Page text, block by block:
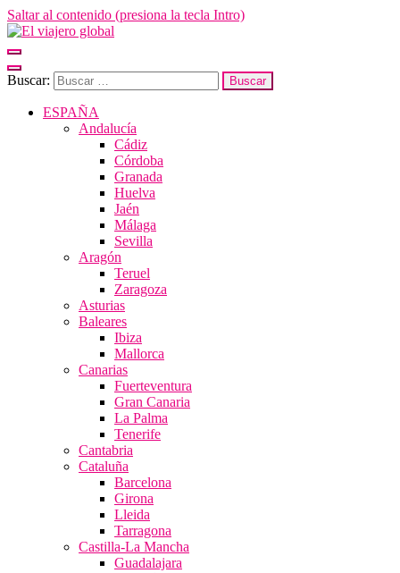
Saltar al contenido (presiona la tecla Intro)
forma sensorial, desde su música hasta su arquitectura o sus sabores
Buscar:
ESPAÑA
Andalucía
Cádiz
Córdoba
Granada
Huelva
Jaén
Málaga
Sevilla
Aragón
Teruel
Zaragoza
Asturias
Baleares
Ibiza
Mallorca
Canarias
Fuerteventura
Gran Canaria
La Palma
Tenerife
Cantabria
Cataluña
Barcelona
Girona
Lleida
Tarragona
Castilla-La Mancha
Guadalajara